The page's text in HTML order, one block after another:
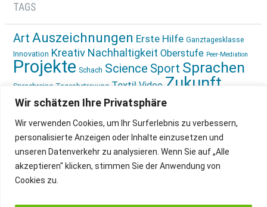
Wir schätzen Ihre Privatsphäre
Wir verwenden Cookies, um Ihr Surferlebnis zu verbessern,
personalisierte Anzeigen oder Inhalte einzusetzen und
unseren Datenverkehr zu analysieren. Wenn Sie auf „Alle
akzeptieren" klicken, stimmen Sie der Anwendung von
Cookies zu.
TAGS
Art Auszeichnungen Erste Hilfe Ganztagesklasse
Innovation Kreativ Nachhaltigkeit Oberstufe Peer-Mediation
Projekte Schach Science Sport Sprachen
Sprachreise Tagesbetreuung Textil Video Zukunft
gestalten Ökologie
IMPRESSUM